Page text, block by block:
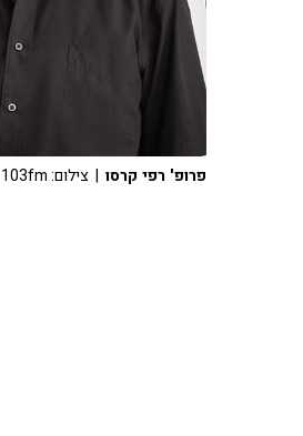
פרופ' רפי קרסו | צילום: 103fm